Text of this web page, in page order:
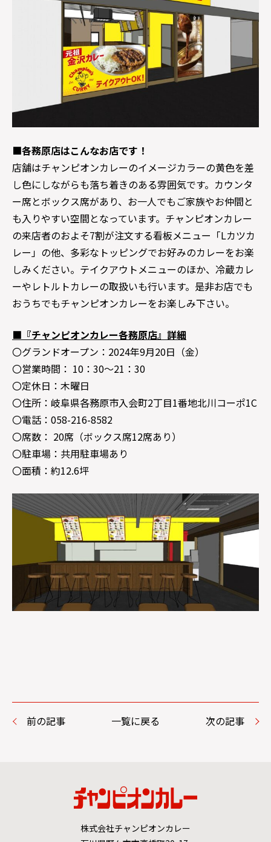
■各務原店はこんなお店です！
店舗はチャンピオンカレーのイメージカラーの黄色を差
し色にしながらも落ち着きのある雰囲気です。カウンタ
ー席とボックス席があり、お一人でもご家族やお仲間と
も入りやすい空間となっています。チャンピオンカレー
の来店者のおよそ7割が注文する看板メニュー「Lカツカ
レー」の他、多彩なトッピングでお好みのカレーをお楽
しみください。テイクアウトメニューのほか、冷蔵カレ
ーやレトルトカレーの取扱いも行います。是非お店でも
おうちでもチャンピオンカレーをお楽しみ下さい。
■『チャンピオンカレー各務原店』詳細
〇グランドオープン：2024年9月20日（金）
〇営業時間： 10：30～21：30
〇定休日：木曜日
〇住所：岐阜県各務原市入会町2丁目1番地北川コーポ1C
〇電話：058-216-8582
〇席数： 20席（ボックス席12席あり）
〇駐車場：共用駐車場あり
〇面積：約12.6坪
前の記事 一覧に戻る 次の記事
株式会社チャンピオンカレー